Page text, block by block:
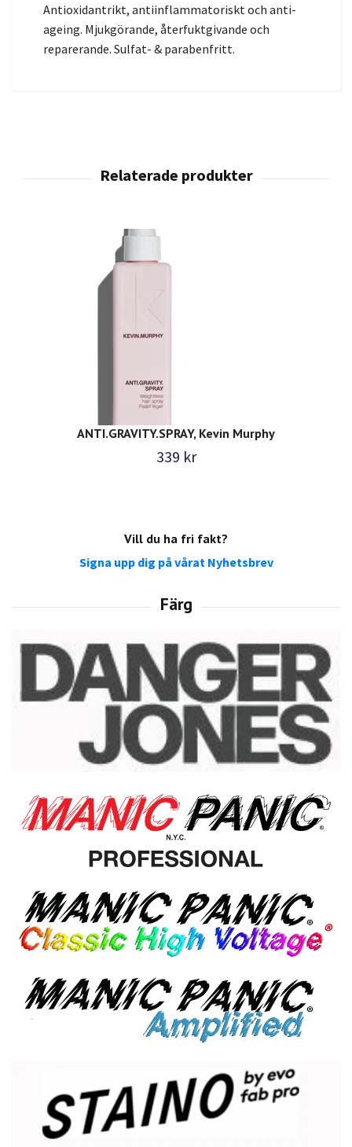
Vill du ha fri fakt?
Signa upp dig på vårat Nyhetsbrev
Antioxidantrikt, antiinflammatoriskt och anti-
ageing. Mjukgörande, återfuktgivande och
reparerande. Sulfat- & parabenfritt.
ANTI.GRAVITY.SPRAY, Kevin Murphy
339 kr